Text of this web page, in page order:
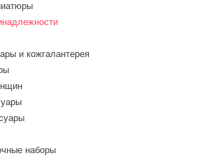
и кожгалантерея
наборы